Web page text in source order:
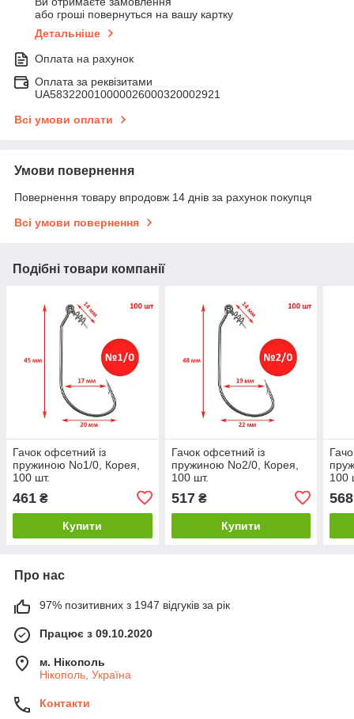
або гроші повернуться на вашу картку
Детальніше
Оплата на рахунок
Оплата за реквізитами
UA583220010000026000320002921
Всі умови оплати
Умови повернення
Повернення товару впродовж 14 днів за рахунок покупця
Всі умови повернення
Подібні товари компанії
Гачок офсетний із
пружиною No1/0, Корея,
100 шт.
461 ₴
Купити
Гачок офсетний із
пружиною No2/0, Корея,
100 шт.
517₴
Купити
100
568
Про нас
97% позитивних з 1947 відгуків за рік
Працює з 09.10.2020
м. Нікополь
Нікополь, Україна
Контакти